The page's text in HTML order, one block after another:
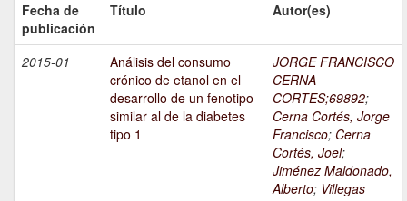
Fecha de
publicación
Título Autor(es)
2015-01
Análisis del consumo
crónico de etanol en el
desarrollo de un fenotipo
similar al de la diabetes
tipo 1
JORGE FRANCISCO
CERNA
CORTES;69892;
Cerna Cortés, Jorge
Francisco; Cerna
Cortés, Joel;
Jiménez Maldonado,
Alberto; Villegas